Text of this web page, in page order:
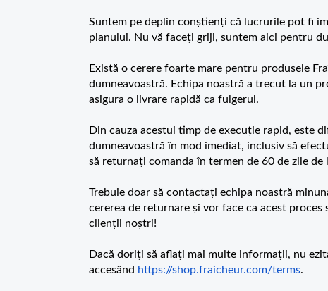
Suntem pe deplin conștienți că lucrurile pot fi
planului. Nu vă faceți griji, suntem aici pentru
Există o cerere foarte mare pentru produsele
dumneavoastră. Echipa noastră a trecut la un
asigura o livrare rapidă ca fulgerul.
Din cauza acestui timp de execuție rapid, este
dumneavoastră în mod imediat, inclusiv să
să returnați comanda în termen de 60 de zile de
Trebuie doar să contactați echipa noastră
cererea de returnare și vor face ca acest
clienții noștri!
Dacă doriți să aflați mai multe informații, nu
accesând https://shop.fraicheur.com/terms.